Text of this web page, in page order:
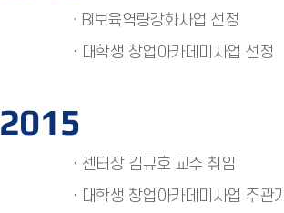
· BI보육역량강화사업 선정
· 대학생 창업아카데미사업 선정
2015
· 센터장 김규호 교수 취임
· 대학생 창업아카데미사업 주관